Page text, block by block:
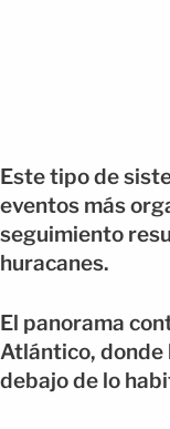
Este tipo de
eventos más
seguimiento
huracanes.
El panorama
Atlántico, donde
debajo de lo